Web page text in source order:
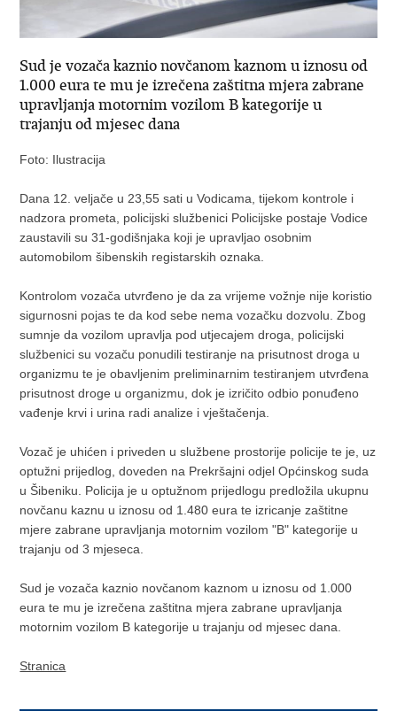
Sud je vozača kaznio novčanom kaznom u iznosu od
1.000 eura te mu je izrečena zaštitna mjera zabrane
upravljanja motornim vozilom B kategorije u
trajanju od mjesec dana
Foto: Ilustracija
​Dana 12. veljače u 23,55 sati u Vodicama, tijekom kontrole i
nadzora prometa, policijski službenici Policijske postaje Vodice
zaustavili su 31-godišnjaka koji je upravljao osobnim
automobilom šibenskih registarskih oznaka.
Kontrolom vozača utvrđeno je da za vrijeme vožnje nije koristio
sigurnosni pojas te da kod sebe nema vozačku dozvolu. Zbog
sumnje da vozilom upravlja pod utjecajem droga, policijski
službenici su vozaču ponudili testiranje na prisutnost droga u
organizmu te je obavljenim preliminarnim testiranjem utvrđena
prisutnost droge u organizmu, dok je izričito odbio ponuđeno
vađenje krvi i urina radi analize i vještačenja.
Vozač je uhićen i priveden u službene prostorije policije te je, uz
optužni prijedlog, doveden na Prekršajni odjel Općinskog suda
u Šibeniku. Policija je u optužnom prijedlogu predložila ukupnu
novčanu kaznu u iznosu od 1.480 eura te izricanje zaštitne
mjere zabrane upravljanja motornim vozilom "B" kategorije u
trajanju od 3 mjeseca.
Sud je vozača kaznio novčanom kaznom u iznosu od 1.000
eura te mu je izrečena zaštitna mjera zabrane upravljanja
motornim vozilom B kategorije u trajanju od mjesec dana.
Stranica